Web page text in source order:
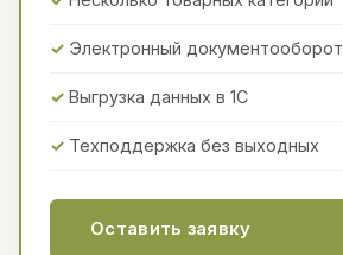
Электронный документооборот
Выгрузка данных в 1С
Техподдержка без выходных
Оставить заявку